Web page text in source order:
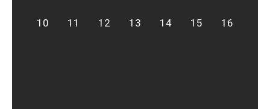
10 11 12 13 14 15 16